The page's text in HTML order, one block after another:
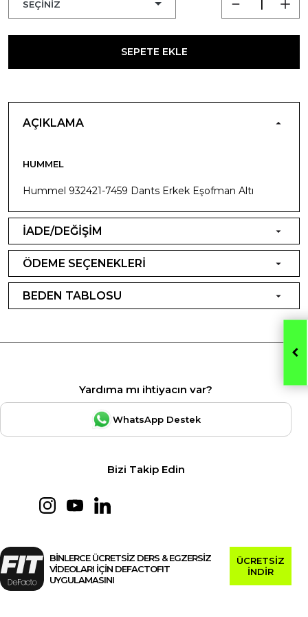
SEPETE EKLE
AÇIKLAMA
HUMMEL
Hummel 932421-7459 Dants Erkek Eşofman Altı
İADE/DEĞİŞİM
ÖDEME SEÇENEKLERİ
BEDEN TABLOSU
Yardıma mı ihtiyacın var?
WhatsApp Destek
Bizi Takip Edin
BİNLERCE ÜCRETSİZ DERS & EGZERSİZ
VİDEOLARI İÇİN DEFACTOFIT
UYGULAMASINI
ÜCRETSİZ
İNDİR